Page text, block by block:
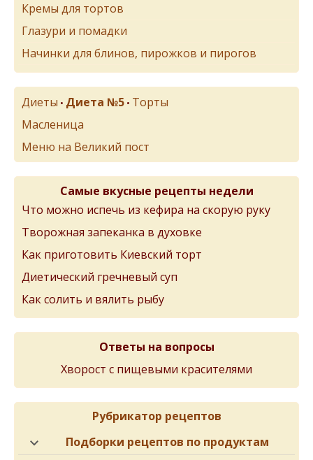
Кремы для тортов
Глазури и помадки
Начинки для блинов, пирожков и пирогов
Диеты • Диета №5 • Торты
Масленица
Меню на Великий пост
Самые вкусные рецепты недели
Что можно испечь из кефира на скорую руку
Творожная запеканка в духовке
Как приготовить Киевский торт
Диетический гречневый суп
Как солить и вялить рыбу
Ответы на вопросы
Хворост с пищевыми красителями
Рубрикатор рецептов
Подборки рецептов по продуктам